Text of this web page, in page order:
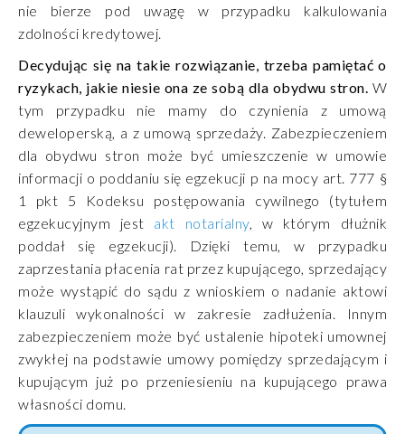
nie bierze pod uwagę w przypadku kalkulowania
zdolności kredytowej.
Decydując się na takie rozwiązanie, trzeba pamiętać o
ryzykach, jakie niesie ona ze sobą dla obydwu stron. W
tym przypadku nie mamy do czynienia z umową
deweloperską, a z umową sprzedaży. Zabezpieczeniem
dla obydwu stron może być umieszczenie w umowie
informacji o poddaniu się egzekucji p na mocy art. 777 §
1 pkt 5 Kodeksu postępowania cywilnego (tytułem
egzekucyjnym jest akt notarialny, w którym dłużnik
poddał się egzekucji). Dzięki temu, w przypadku
zaprzestania płacenia rat przez kupującego, sprzedający
może wystąpić do sądu z wnioskiem o nadanie aktowi
klauzuli wykonalności w zakresie zadłużenia. Innym
zabezpieczeniem może być ustalenie hipoteki umownej
zwykłej na podstawie umowy pomiędzy sprzedającym i
kupującym już po przeniesieniu na kupującego prawa
własności domu.